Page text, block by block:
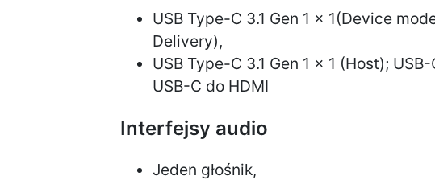
USB Type-C 3.1 Gen 1 x 1(Device
Delivery),
USB Type-C 3.1 Gen 1 x 1 (Host);
USB-C do HDMI
Interfejsy audio
Jeden głośnik,